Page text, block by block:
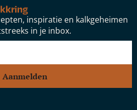
inspiratie en kalkgeheimen
in je inbox.
Aanmelden